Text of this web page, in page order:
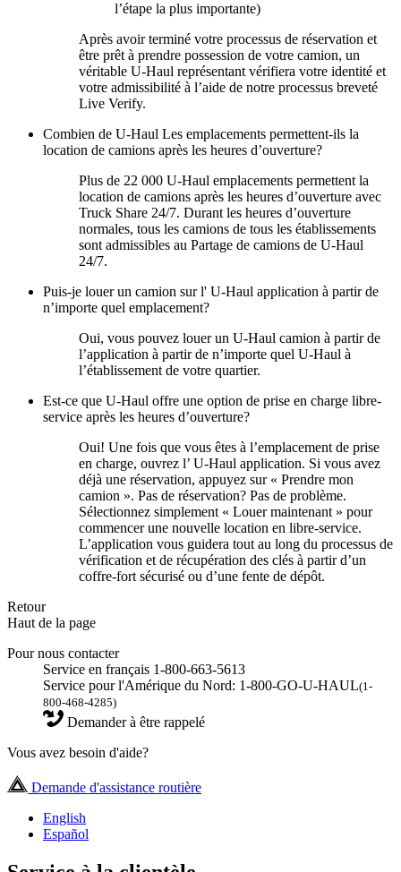
l’étape la plus importante)
Après avoir terminé votre processus de réservation et
être prêt à prendre possession de votre camion, un
véritable U-Haul représentant vérifiera votre identité et
votre admissibilité à l’aide de notre processus breveté
Live Verify.
Combien de U-Haul Les emplacements permettent-ils la
location de camions après les heures d’ouverture?
Plus de 22 000 U-Haul emplacements permettent la
location de camions après les heures d’ouverture avec
Truck Share 24/7. Durant les heures d’ouverture
normales, tous les camions de tous les établissements
sont admissibles au Partage de camions de U-Haul
24/7.
Puis-je louer un camion sur l' U-Haul application à partir de
n’importe quel emplacement?
Oui, vous pouvez louer un U-Haul camion à partir de
l’application à partir de n’importe quel U-Haul à
l’établissement de votre quartier.
Est-ce que U-Haul offre une option de prise en charge libre-
service après les heures d’ouverture?
Oui! Une fois que vous êtes à l’emplacement de prise
en charge, ouvrez l’ U-Haul application. Si vous avez
déjà une réservation, appuyez sur « Prendre mon
camion ». Pas de réservation? Pas de problème.
Sélectionnez simplement « Louer maintenant » pour
commencer une nouvelle location en libre-service.
L’application vous guidera tout au long du processus de
vérification et de récupération des clés à partir d’un
coffre-fort sécurisé ou d’une fente de dépôt.
Retour
Haut de la page
Pour nous contacter
Service en français 1-800-663-5613
Service pour l'Amérique du Nord: 1-800-GO-U-HAUL(1-
800-468-4285)
Demander à être rappelé
Vous avez besoin d'aide?
Demande d'assistance routière
English
Español